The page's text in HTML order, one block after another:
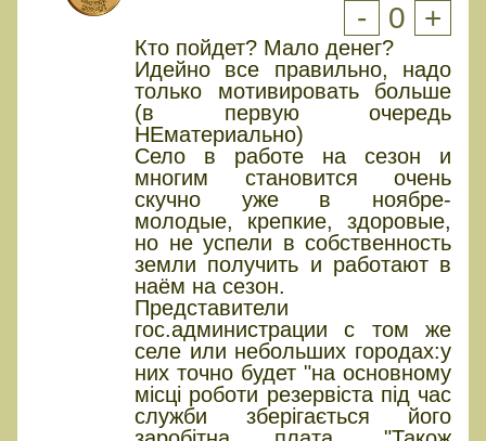
- 0 +
Кто пойдет? Мало денег?
Идейно все правильно, надо
только мотивировать больше
(в первую очередь
НЕматериально)
Село в работе на сезон и
многим становится очень
скучно уже в ноябре-
молодые, крепкие, здоровые,
но не успели в собственность
земли получить и работают в
наём на сезон.
Представители
гос.администрации с том же
селе или небольших городах:у
них точно будет "на основному
місці роботи резервіста під час
служби зберігається його